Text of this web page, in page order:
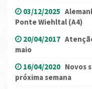
03/12/2025
Ponte Wiehltal (A4)
20/04/2017
maio
16/04/2020 Novos
próxima semana